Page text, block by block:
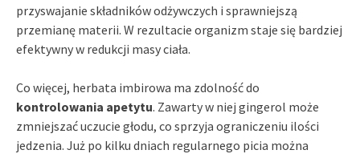
przyswajanie składników odżywczych i sprawniejszą
przemianę materii. W rezultacie organizm staje się bardziej
efektywny w redukcji masy ciała.
Co więcej, herbata imbirowa ma zdolność do
kontrolowania apetytu. Zawarty w niej gingerol może
zmniejszać uczucie głodu, co sprzyja ograniczeniu ilości
jedzenia. Już po kilku dniach regularnego picia można